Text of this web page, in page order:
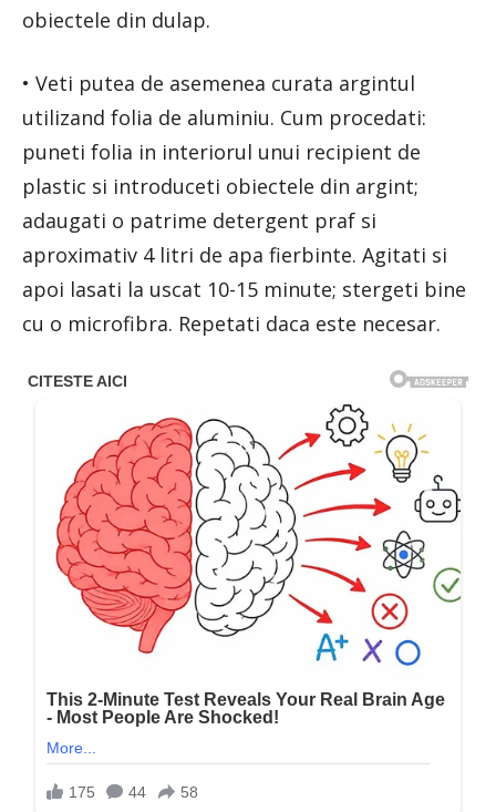
obiectele din dulap.
• Veti putea de asemenea curata argintul
utilizand folia de aluminiu. Cum procedati:
puneti folia in interiorul unui recipient de
plastic si introduceti obiectele din argint;
adaugati o patrime detergent praf si
aproximativ 4 litri de apa fierbinte. Agitati si
apoi lasati la uscat 10-15 minute; stergeti bine
cu o microfibra. Repetati daca este necesar.